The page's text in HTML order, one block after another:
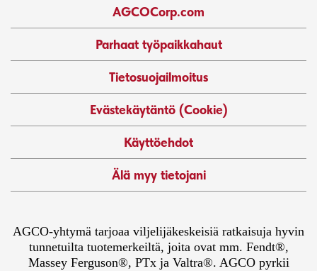
AGCOCorp.com
Parhaat työpaikkahaut
Tietosuojailmoitus
Evästekäytäntö (Cookie)
Käyttöehdot
Älä myy tietojani
AGCO-yhtymä tarjoaa viljelijäkeskeisiä ratkaisuja hyvin
tunnetuilta tuotemerkeiltä, joita ovat mm. Fendt®,
Massey Ferguson®, PTx ja Valtra®. AGCO pyrkii